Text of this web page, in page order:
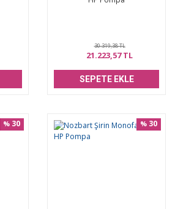
30.319,38 TL
21.223,57 TL
SEPETE EKLE
% 30 % 30